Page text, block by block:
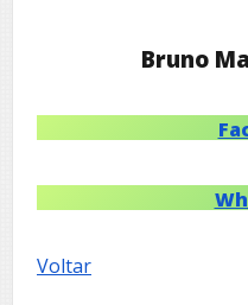
Bruno
Voltar